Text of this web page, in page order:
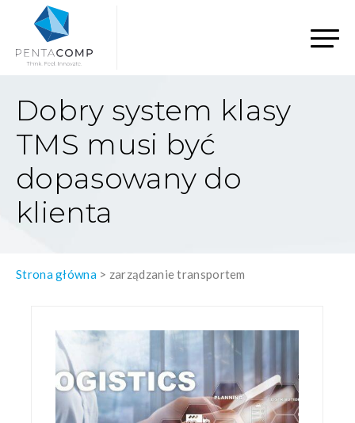
Dobry system klasy
TMS musi być
dopasowany do
klienta
Strona główna> zarządzanie transportem